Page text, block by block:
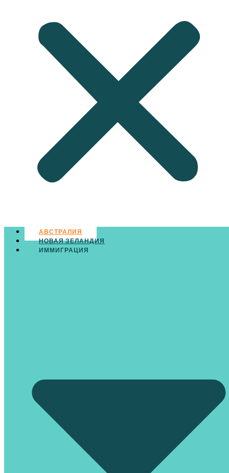
АВСТРАЛИЯ
НОВАЯ ЗЕЛАНДИЯ
ИММИГРАЦИЯ